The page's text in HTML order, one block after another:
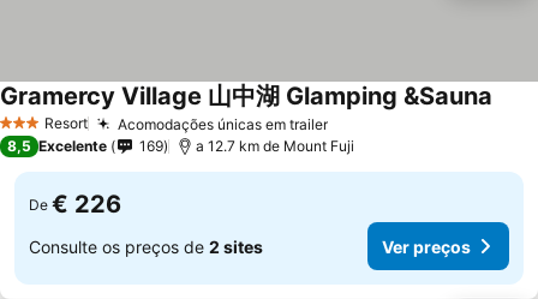
3 EstrelasResort Acomodações únicas em trailerVer preços
Gramercy Village 山中湖 Glamping &Sauna
8,5 Excelente 169 a 12.7 km de Mount Fuji
De € 226
Consulte os preços de 2 sites Ver preços